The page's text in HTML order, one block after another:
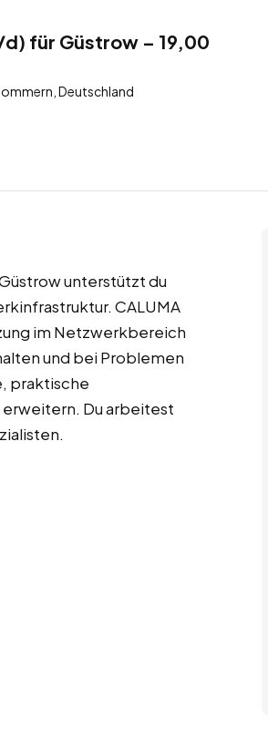
für Güstrow – 19,00
Deutschland
unterstützt du
CALUMA
im Netzwerkbereich
und bei Problemen
praktische
erweitern. Du arbeitest